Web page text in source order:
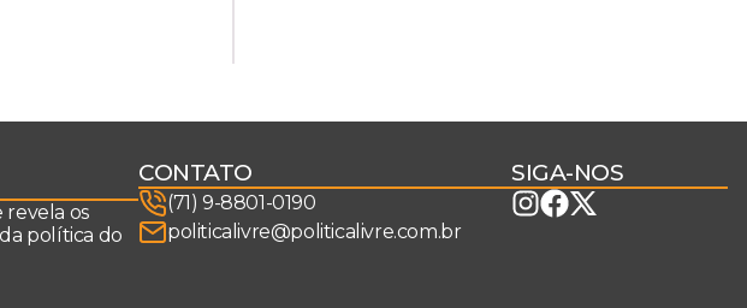
revela os
política do
CONTATO
(71) 9-8801-0190
politicalivre@politicalivre.com.br
SIGA-NOS